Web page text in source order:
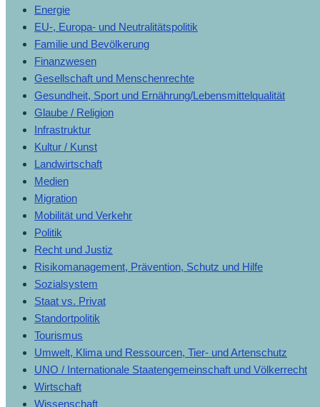
Energie
EU-, Europa- und Neutralitätspolitik
Familie und Bevölkerung
Finanzwesen
Gesellschaft und Menschenrechte
Gesundheit, Sport und Ernährung/Lebensmittelqualität
Glaube / Religion
Infrastruktur
Kultur / Kunst
Landwirtschaft
Medien
Migration
Mobilität und Verkehr
Politik
Recht und Justiz
Risikomanagement, Prävention, Schutz und Hilfe
Sozialsystem
Staat vs. Privat
Standortpolitik
Tourismus
Umwelt, Klima und Ressourcen, Tier- und Artenschutz
UNO / Internationale Staatengemeinschaft und Völkerrecht
Wirtschaft
Wissenschaft